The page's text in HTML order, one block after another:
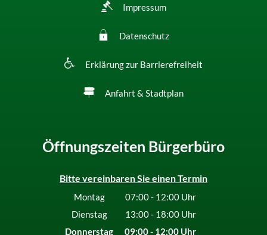
Impressum
Datenschutz
Erklärung zur Barrierefreiheit
Anfahrt & Stadtplan
Öffnungszeiten Bürgerbüro
Bitte vereinbaren Sie einen Termin
Montag 07:00- 12:00Uhr
Von 07:00 bis 12:00 Uhr
Dienstag 13:00- 18:00Uhr
Von 13:00 bis 18:00 Uhr
Donnerstag 09:00- 12:00 Uhr